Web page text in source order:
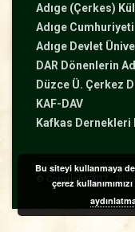
Adıge (Çerkes)
Adıge Cumhuriyeti
Adıge Devlet
DAR Dönenlerin
Düzce Ü. Çerkez
KAF-DAV
Kafkas Dernekleri
© Copyright 2017 -
Bu siteyi kullanmaya
çerez